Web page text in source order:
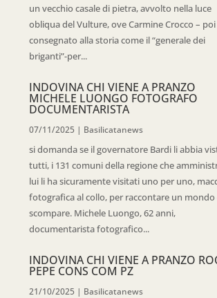
un vecchio casale di pietra, avvolto nella luce
obliqua del Vulture, ove Carmine Crocco – poi
consegnato alla storia come il “generale dei
briganti”-per...
INDOVINA CHI VIENE A PRANZO
MICHELE LUONGO FOTOGRAFO
DOCUMENTARISTA
07/11/2025 | Basilicatanews
si domanda se il governatore Bardi li abbia
tutti, i 131 comuni della regione che
lui li ha sicuramente visitati uno per uno,
fotografica al collo, per raccontare un mondo
scompare. Michele Luongo, 62 anni,
documentarista fotografico...
INDOVINA CHI VIENE A PRANZO
PEPE CONS COM PZ
21/10/2025 | Basilicatanews